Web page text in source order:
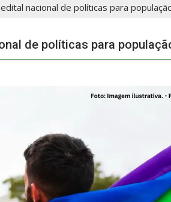
nacional de políticas para
de políticas para